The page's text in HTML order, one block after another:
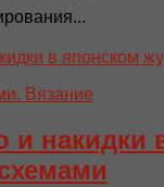
Вязание
и накидки